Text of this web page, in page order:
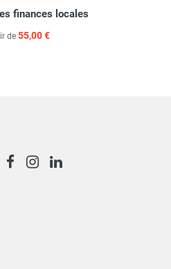
finances locales
de 55,00 €